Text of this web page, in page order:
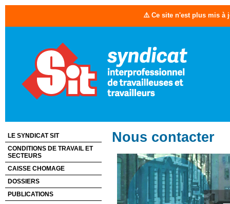
⚠️ Ce site n'est plus mis à
Nous contacter
LE SYNDICAT SIT
CONDITIONS DE TRAVAIL ET
SECTEURS
CAISSE CHOMAGE
DOSSIERS
PUBLICATIONS